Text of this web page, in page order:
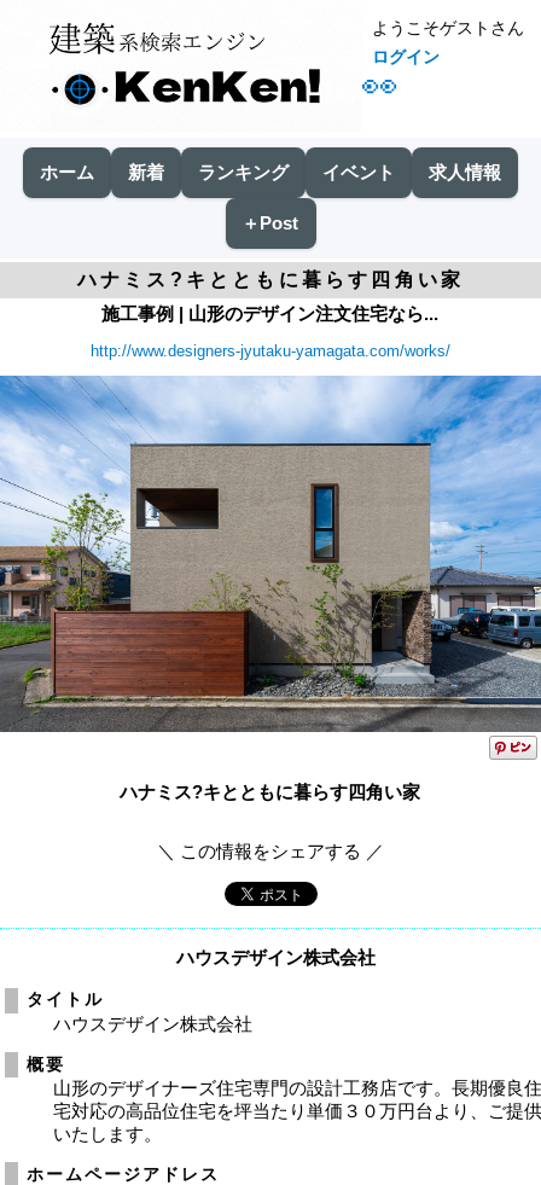
👀
ようこそゲストさん
ログイン
ホーム 新着 ランキング イベント 求人情報
＋Post
ハナミス?キとともに暮らす四角い家
施工事例 | 山形のデザイン注文住宅なら...
http://www.designers-jyutaku-yamagata.com/works/
ハナミス?キとともに暮らす四角い家
＼ この情報をシェアする ／
ハウスデザイン株式会社
タイトル
ハウスデザイン株式会社
概要
山形のデザイナーズ住宅専門の設計工務店です。長期優良
宅対応の高品位住宅を坪当たり単価３０万円台より、ご提
いたします。
ホームページアドレス